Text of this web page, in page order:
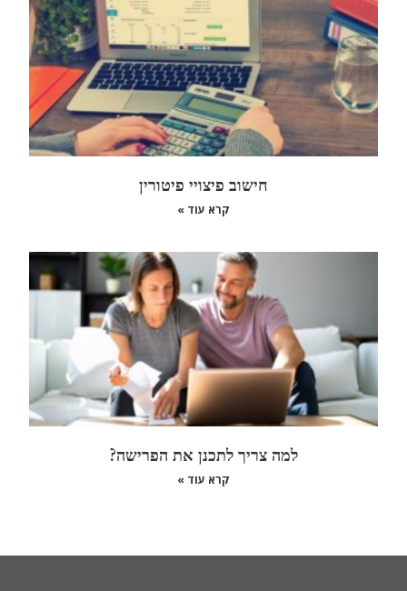
חישוב פיצויי פיטורין
קרא עוד »
למה צריך לתכנן את הפרישה?
קרא עוד »